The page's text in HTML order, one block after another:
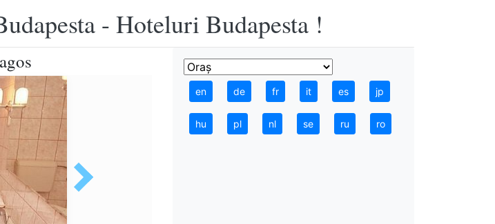
- Hoteluri Budapesta !
en de fr it es jp
hu pl nl se ru ro